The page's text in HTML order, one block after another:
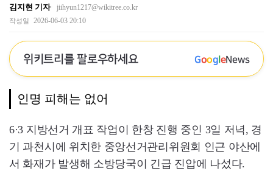
김지현 기자 jiihyun1217@wikitree.co.kr
작성일 2026-06-03 20:10
위키트리를 팔로우하세요 GoogleNews
인명 피해는 없어
6·3 지방선거 개표 작업이 한창 진행 중인 3일 저녁, 경
기 과천시에 위치한 중앙선거관리위원회 인근 야산에
서 화재가 발생해 소방당국이 긴급 진압에 나섰다.